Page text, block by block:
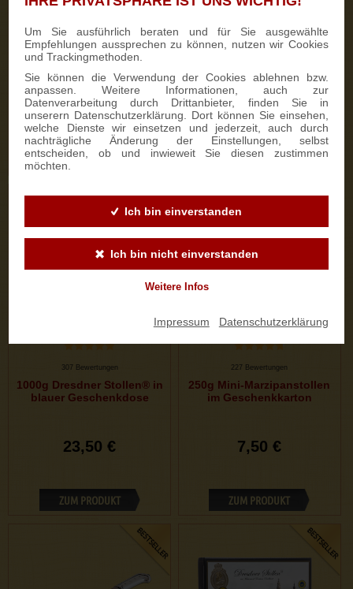
Um Sie ausführlich beraten und für Sie ausgewählte
Empfehlungen aussprechen zu können, nutzen wir Cookies
und Trackingmethoden.
Sie können die Verwendung der Cookies ablehnen bzw.
anpassen. Weitere Informationen, auch zur
Datenverarbeitung durch Drittanbieter, finden Sie in
unserern Datenschutzerklärung. Dort können Sie einsehen,
welche Dienste wir einsetzen und jederzeit, auch durch
nachträgliche Änderung der Einstellungen, selbst
entscheiden, ob und inwieweit Sie diesen zustimmen
möchten.
Ich bin einverstanden
Ich bin nicht einverstanden
Weitere Infos
Impressum Datenschutzerklärung
333 Bewertungen
700g Feinster Mohnstriezel
im Geschenkkarton
15,90 €
ZUM PRODUKT
187 Bewertungen
1000g Dresdner Stollen® in
25,50 €
ZUM PRODUKT
307 Bewertungen
1000g Dresdner Stollen® in
blauer Geschenkdose
23,50 €
ZUM PRODUKT
227 Bewertungen
250g Mini-Marzipanstollen
im Geschenkkarton
7,50 €
ZUM PRODUKT